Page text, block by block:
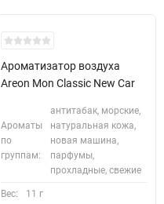
Ароматизатор воздуха
Areon Mon Classic New Car
Ароматы
по
группам:
антитабак, морские,
натуральная кожа,
новая машина,
парфумы,
прохладные, свежие
Вес: 11 г